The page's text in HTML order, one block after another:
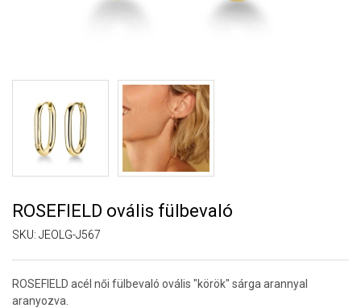
ROSEFIELD ovális fülbevaló
SKU: JEOLG-J567
ROSEFIELD acél női fülbevaló ovális "körök" sárga arannyal
aranyozva.